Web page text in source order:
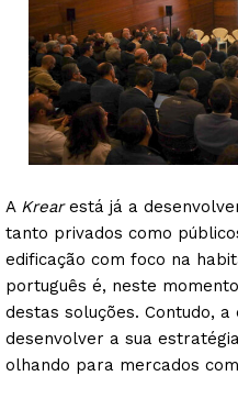
A Krearestá já a
tanto privados como
edificação com foco na
português é, neste
destas soluções. Contudo,
desenvolver a sua
olhando para mercados